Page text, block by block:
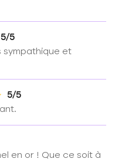
5/5
sympathique et
5/5
en or ! Que ce soit à